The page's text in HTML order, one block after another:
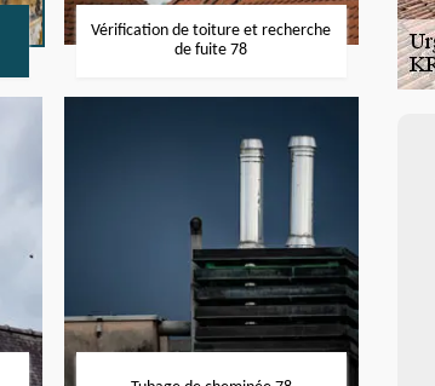
Vérification de toiture et recherche
de fuite 78